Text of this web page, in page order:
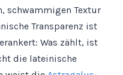
schwammigen Textur
Transparenz ist
Was zählt, ist
die lateinische